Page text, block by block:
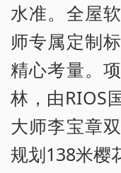
水准。全屋
师专属定制
精心考量。
林，由RIOS
大师李宝章
规划138米樱